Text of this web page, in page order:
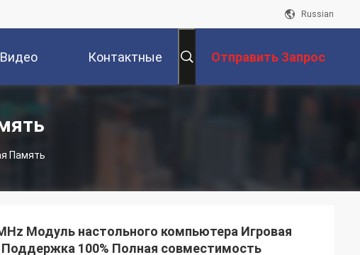
Russian
Видео Контактные Отправить Запрос
Память
Модуль настольного компьютера Игровая
Поддержка 100% Полная совместимость